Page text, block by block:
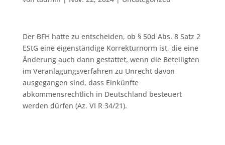
Der BFH hatte zu entscheiden, ob § 50d Abs. 8 Satz 2
EStG eine eigenständige Korrekturnorm ist, die eine
Änderung auch dann gestattet, wenn die Beteiligten
im Veranlagungsverfahren zu Unrecht davon
ausgegangen sind, dass Einkünfte
abkommensrechtlich in Deutschland besteuert
werden dürfen (Az. VI R 34/21).